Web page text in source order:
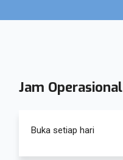
Jam Operasional
Buka setiap hari